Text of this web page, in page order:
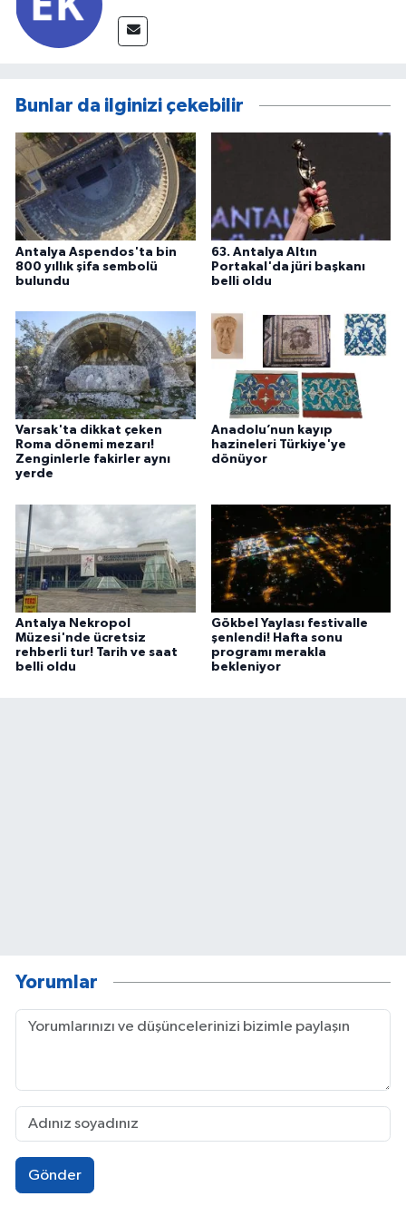
Bunlar da ilginizi çekebilir
Antalya Aspendos'ta bin
800 yıllık şifa sembolü
bulundu
63. Antalya Altın
Portakal'da jüri başkanı
belli oldu
Varsak'ta dikkat çeken
Roma dönemi mezarı!
Zenginlerle fakirler aynı
yerde
Anadolu’nun kayıp
hazineleri Türkiye'ye
dönüyor
Antalya Nekropol
Müzesi'nde ücretsiz
rehberli tur! Tarih ve saat
belli oldu
Gökbel Yaylası festivalle
şenlendi! Hafta sonu
programı merakla
bekleniyor
Yorumlar
Gönder